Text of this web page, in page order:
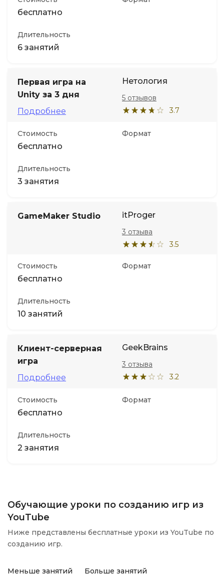
бесплатно
Длительность
6 занятий
Первая игра на
Unity за 3 дня
Подробнее
Нетология
3.7
5 отзывов
Стоимость
бесплатно
Формат
Длительность
3 занятия
GameMaker Studio itProger
3.5
3 отзыва
Стоимость
бесплатно
Формат
Длительность
10 занятий
Клиент-серверная
игра
Подробнее
GeekBrains
3.2
3 отзыва
Стоимость
бесплатно
Формат
Длительность
2 занятия
Обучающие уроки по созданию игр из
YouTube
Ниже представлены бесплатные уроки из YouTube по
созданию игр.
Меньше занятий Больше занятий